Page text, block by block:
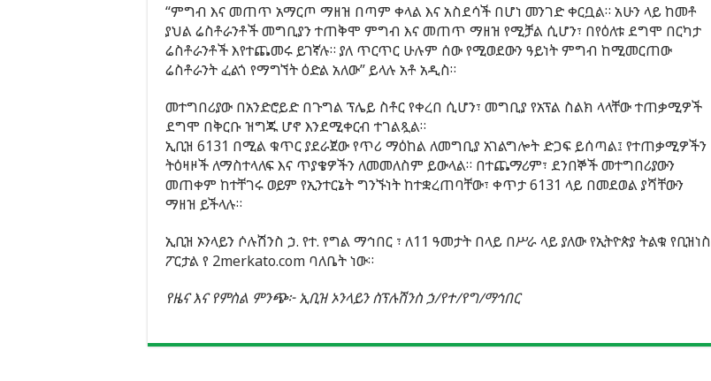
“ምግብ እና መጠጥ አማርጦ ማዘዝ በጣም ቀላል እና አስደሳች በሆነ መንገድ ቀርቧል። አሁን ላይ ከመቶ
ያህል ሬስቶራንቶች መግቢያን ተጠቅሞ ምግብ እና መጠጥ ማዘዝ የሚቻል ሲሆን፣ በየዕለቱ ደግሞ በርካታ
ሬስቶራንቶች እየተጨመሩ ይገኛሉ። ያለ ጥርጥር ሁሉም ሰው የሚወደውን ዓይነት ምግብ ከሚመርጠው
ሬስቶራንት ፈልጎ የማግኘት ዕድል አለው” ይላሉ አቶ አዲስ።
መተግበሪያው በአንድሮይድ በጉግል ፕሌይ ስቶር የቀረበ ሲሆን፣ መግቢያ የአፕል ስልክ ላላቸው ተጠቃሚዎች
ደግሞ በቅርቡ ዝግጁ ሆኖ እንደሚቀርብ ተገልጿል።
ኢቢዝ 6131 በሚል ቁጥር ያደራጀው የጥሪ ማዕከል ለመግቢያ አገልግሎት ድጋፍ ይሰጣል፤ የተጠቃሚዎችን
ትዕዛዞች ለማስተላለፍ እና ጥያቄዎችን ለመመለስም ይውላል። በተጨማሪም፣ ደንበኞች መተግበሪያውን
መጠቀም ከተቸገሩ ወይም የኢንተርኔት ግንኙነት ከተቋረጠባቸው፣ ቀጥታ 6131 ላይ በመደወል ያሻቸውን
ማዘዝ ይችላሉ።
ኢቢዝ ኦንላይን ሶሉሽንስ ኃ. የተ. የግል ማኅበር ፣ ለ11 ዓመታት በላይ በሥራ ላይ ያለው የኢትዮጵያ ትልቁ የቢዝነስ
ፖርታል የ 2merkato.com ባለቤት ነው።
የዜና እና የምስል ምንጭ፦ ኢቢዝ ኦንላይን ስፕሉሽንስ ኃ/የተ/የግ/ማኅበር